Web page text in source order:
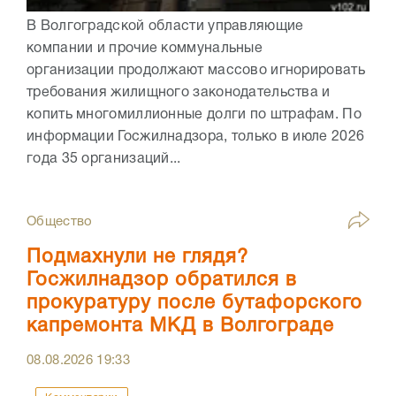
В Волгоградской области управляющие
компании и прочие коммунальные
организации продолжают массово игнорировать
требования жилищного законодательства и
копить многомиллионные долги по штрафам. По
информации Госжилнадзора, только в июле 2026
года 35 организаций...
Общество
Подмахнули не глядя?
Госжилнадзор обратился в
прокуратуру после бутафорского
капремонта МКД в Волгограде
08.08.2026 19:33